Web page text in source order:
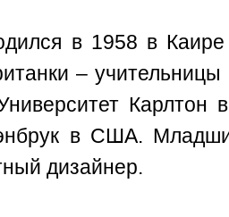
в 1958 в Каире
– учительницы
в США.
дизайнер.